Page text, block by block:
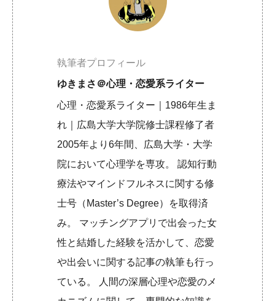
執筆者プロフィール
ゆきまさ＠心理・恋愛系ライター
心理・恋愛系ライター｜1986年生ま
れ｜広島大学大学院修士課程修了者
2005年より6年間、広島大学・大学
院において心理学を専攻。 認知行動
療法やマインドフルネスに関する修
士号（Master’s Degree）を取得済
み。 マッチングアプリで出会った女
性と結婚した経験を活かして、恋愛
や出会いに関する記事の執筆も行っ
ている。 人間の深層心理や恋愛のメ